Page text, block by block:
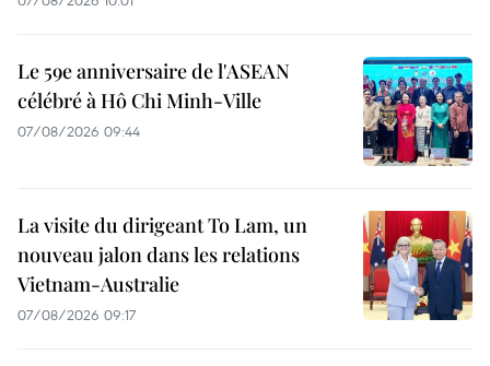
Le 59e anniversaire de l'ASEAN
célébré à Hô Chi Minh-Ville
07/08/2026 09:44
La visite du dirigeant To Lam, un
nouveau jalon dans les relations
Vietnam-Australie
07/08/2026 09:17